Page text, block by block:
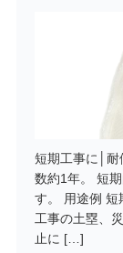
短期工事に│耐
数約1年。 短
す。 用途例 短
工事の土塁、
止に […]